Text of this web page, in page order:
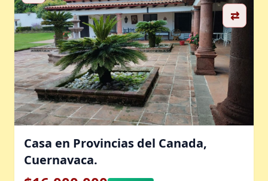
⇄
Casa en Provincias del Canada,
Cuernavaca.